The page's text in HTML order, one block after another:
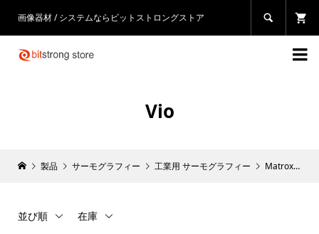
画像器材 / システムならビットストロングストア 

Vio
製品 サーモグラフィー 工業用 サーモグラフィー Matrox
並び順 在庫